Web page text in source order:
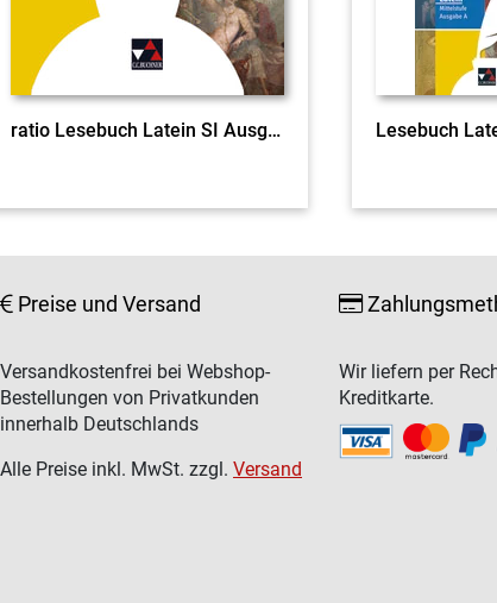
ratio Lesebuch Latein SI Ausgabe A Training
Preise und Versand
Versandkostenfrei bei Webshop-
Bestellungen von Privatkunden
innerhalb Deutschlands
Alle Preise inkl. MwSt. zzgl. Versand
Wir liefern per
Kreditkarte.